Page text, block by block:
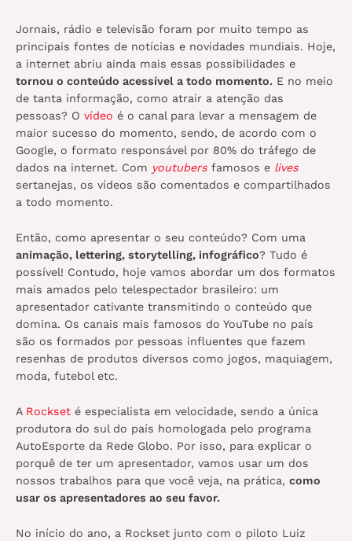
Jornais, rádio e televisão foram por muito tempo as
principais fontes de notícias e novidades mundiais. Hoje,
a internet abriu ainda mais essas possibilidades e
tornou o conteúdo acessível a todo momento. E no meio
de tanta informação, como atrair a atenção das
pessoas? O vídeo é o canal para levar a mensagem de
maior sucesso do momento, sendo, de acordo com o
Google, o formato responsável por 80% do tráfego de
dados na internet. Com youtubers famosos e lives
sertanejas, os vídeos são comentados e compartilhados
a todo momento.
Então, como apresentar o seu conteúdo? Com uma
animação, lettering, storytelling, infográfico? Tudo é
possível! Contudo, hoje vamos abordar um dos formatos
mais amados pelo telespectador brasileiro: um
apresentador cativante transmitindo o conteúdo que
domina. Os canais mais famosos do YouTube no país
são os formados por pessoas influentes que fazem
resenhas de produtos diversos como jogos, maquiagem,
moda, futebol etc.
A Rockset é especialista em velocidade, sendo a única
produtora do sul do país homologada pelo programa
AutoEsporte da Rede Globo. Por isso, para explicar o
porquê de ter um apresentador, vamos usar um dos
nossos trabalhos para que você veja, na prática, como
usar os apresentadores ao seu favor.
No início do ano, a Rockset junto com o piloto Luiz